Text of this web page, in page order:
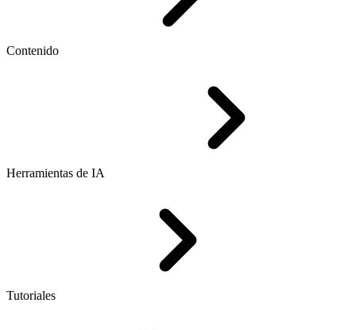
Contenido
Herramientas de IA
Tutoriales